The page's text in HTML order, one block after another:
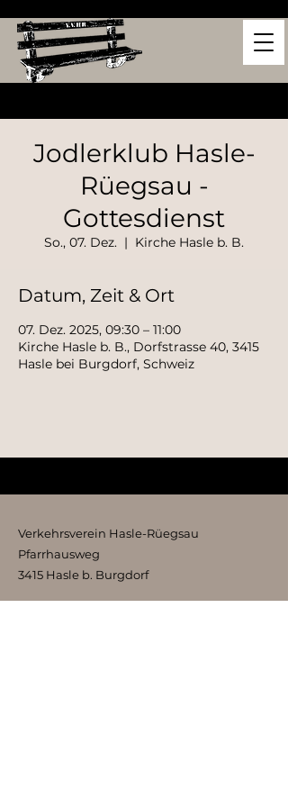
Jodlerklub Hasle-
Rüegsau -
Gottesdienst
So., 07. Dez.
  |
Kirche Hasle b. B.
Datum, Zeit & Ort
07. Dez. 2025, 09:30 – 11:00
Kirche Hasle b. B., Dorfstrasse 40, 3415
Hasle bei Burgdorf, Schweiz
Verkehrsverein Hasle-Rüegsau
Pfarrhausweg
3415 Hasle b. Burgdorf